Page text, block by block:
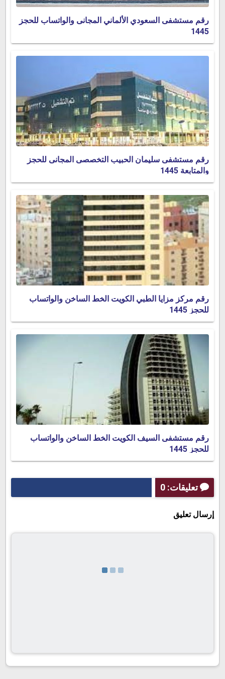
رقم مستشفى السعودي الألماني المجانى والواتساب للحجز
1445
رقم مستشفى سليمان الحبيب التخصصى المجانى للحجز
والمتابعة 1445
رقم مركز مزايا الطبي الكويت الخط الساخن والواتساب
للحجز 1445
رقم مستشفى السيف الكويت الخط الساخن والواتساب
للحجز 1445
تعليقات: 0
إرسال تعليق